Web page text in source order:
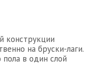
конструкции
на бруски-лаги.
пола в один слой